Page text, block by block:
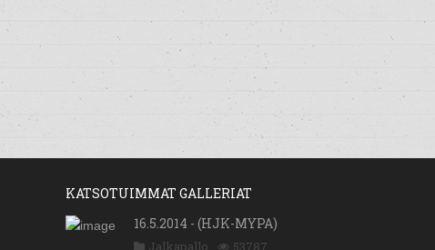
KATSOTUIMMAT GALLERIAT
16.5.2014 - (HJK-MYPA)
Jalkapallo 53787